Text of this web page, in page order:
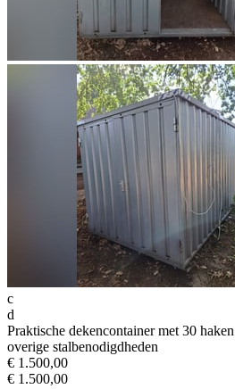
c
d
Praktische dekencontainer met 30 haken
overige stalbenodigdheden
€ 1.500,00
€ 1.500,00